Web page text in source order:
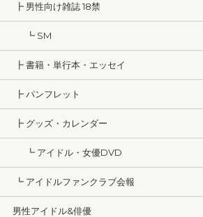
┣ 男性向け雑誌 18禁
┗ SM
┣ 書籍・単行本・エッセイ
┣ パンフレット
┣ グッズ・カレンダー
┗ アイドル・女優DVD
┗ アイドルファンクラブ会報
男性アイドル&俳優